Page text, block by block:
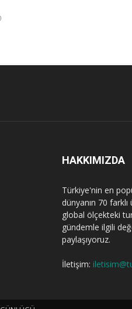
HAKKIMIZDA
Türkiye'nin en
dünyanın 70
global ölçekteki
gündemle ilgili
paylaşıyoruz.
İletişim: